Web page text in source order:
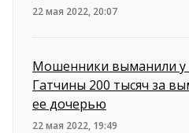
22 мая 2022, 20:07
Мошенники выманили у
Гатчины 200 тысяч за
ее дочерью
22 мая 2022, 19:49